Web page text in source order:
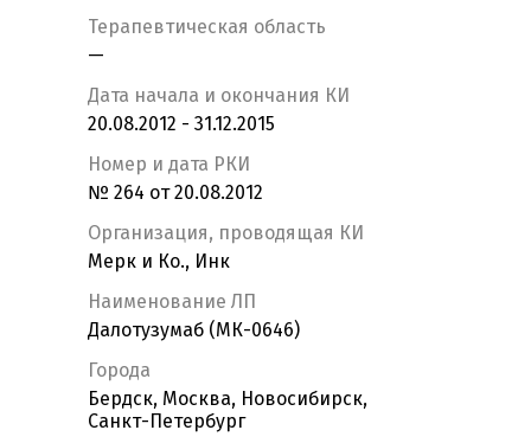
Терапевтическая область
—
Дата начала и окончания КИ
20.08.2012 - 31.12.2015
Номер и дата РКИ
№ 264 от 20.08.2012
Организация, проводящая КИ
Мерк и Ко., Инк
Наименование ЛП
Далотузумаб (МК-0646)
Города
Бердск, Москва, Новосибирск,
Санкт-Петербург